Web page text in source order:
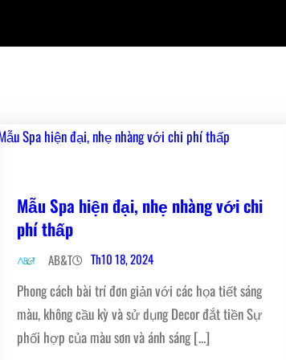
Mẫu Spa hiện đại, nhẹ nhàng với chi
phí thấp
AB&T Th10 18, 2024
Phong cách bài trí đơn giản với các họa tiết sáng
màu, không cầu kỳ và sử dụng Decor đắt tiền Sự
phối hợp của màu sơn và ánh sáng […]